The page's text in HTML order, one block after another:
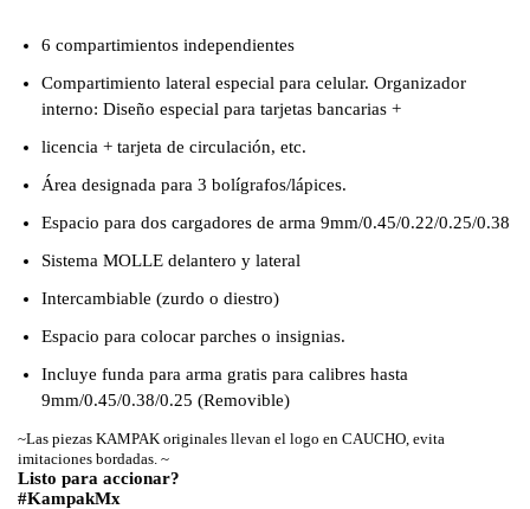
6 compartimientos independientes
Compartimiento lateral especial para celular. Organizador
interno: Diseño especial para tarjetas bancarias +
licencia + tarjeta de circulación, etc.
Área designada para 3 bolígrafos/lápices.
Espacio para dos cargadores de arma 9mm/0.45/0.22/0.25/0.38
Sistema MOLLE delantero y lateral
Intercambiable (zurdo o diestro)
Espacio para colocar parches o insignias.
Incluye funda para arma gratis para calibres hasta
9mm/0.45/0.38/0.25 (Removible)
~Las piezas KAMPAK originales llevan el logo en CAUCHO, evita
imitaciones bordadas. ~
Listo para accionar?
#KampakMx